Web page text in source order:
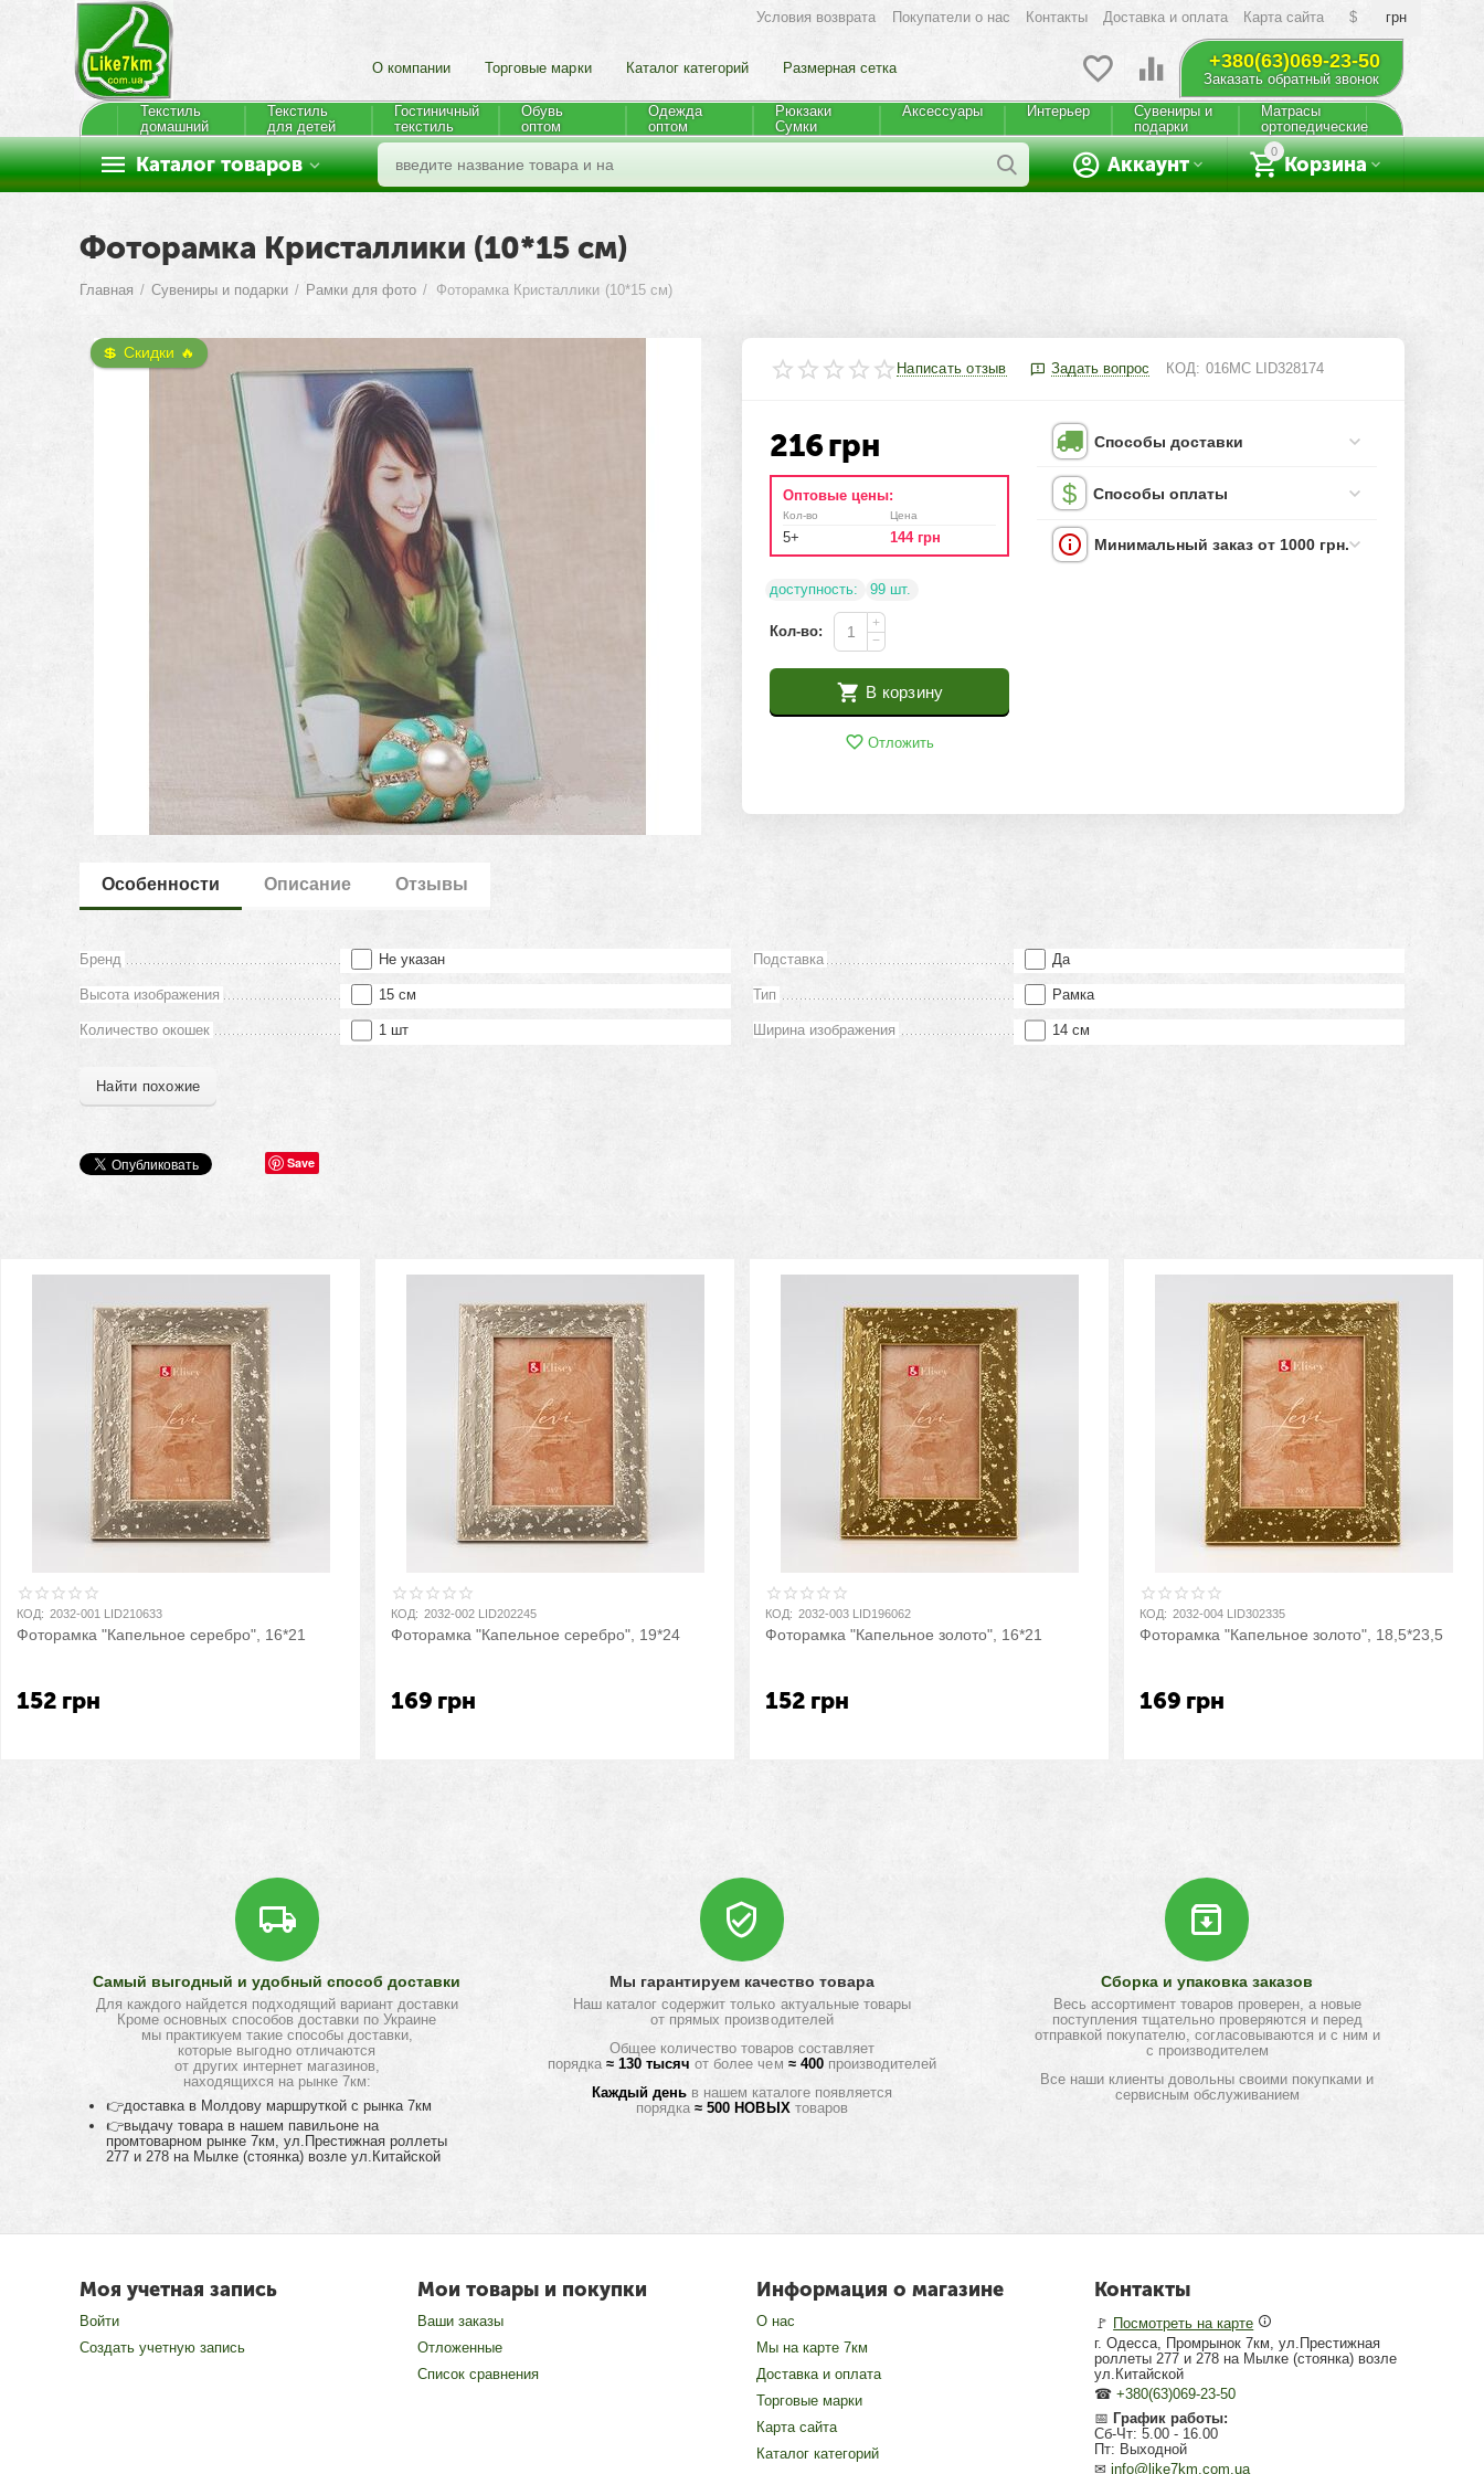
$ грн
Условия возврата Покупатели о нас Контакты Доставка и оплата Карта сайта
О компании Торговые марки Каталог категорий Размерная сетка +380(63)069-23-50
Заказать обратный звонок
Текстиль
домашний
Текстиль
для детей
Гостиничный
текстиль
Обувь
оптом
Одежда
оптом
Рюкзаки
Cумки
Аксессуары Интерьер
Сувениры и
подарки
Матрасы
ортопедические
Каталог товаров
0
Корзина
Аккаунт
Фоторамка Кристаллики (10*15 см)
Главная / Сувениры и подарки / Рамки для фото / Фоторамка Кристаллики (10*15 см)
Написать отзыв Задать вопрос КОД: 016МС LID328174
216грн
Оптовые цены:
Кол-во
5+
Цена
144грн
доступность: 99 шт.
Кол-во:
+
−
В корзину
Отложить
Способы доставки
Способы оплаты
Минимальный заказ от 1000 грн.
Особенности Описание Отзывы
Бренд Не указан
Высота изображения 15 см
Количество окошек 1 шт
Подставка Да
Тип Рамка
Ширина изображения 14 см
Найти похожие
Save
КОД: 2032-001 LID210633
Фоторамка "Капельное серебро", 16*21
152 грн
КОД: 2032-002 LID202245
Фоторамка "Капельное серебро", 19*24
169 грн
КОД: 2032-003 LID196062
Фоторамка "Капельное золото", 16*21
152 грн
КОД: 2032-004 LID302335
Фоторамка "Капельное золото", 18,5*23,5
169 грн
Самый выгодный и удобный способ доставки
Для каждого найдется подходящий вариант доставки
Кроме основных способов доставки по Украине
мы практикуем такие способы доставки,
которые выгодно отличаются
от других интернет магазинов,
находящихся на рынке 7км:
👉доставка в Молдову маршруткой с рынка 7км
👉выдачу товара в нашем павильоне на
промтоварном рынке 7км, ул.Престижная роллеты
277 и 278 на Мылке (стоянка) возле ул.Китайской
Мы гарантируем качество товара
Наш каталог содержит только актуальные товары
от прямых производителей
Общее количество товаров составляет
порядка≈ 130 тысяч от более чем ≈ 400 производителей
Каждый деньв нашем каталоге появляется
порядка≈ 500 НОВЫХ товаров
Сборка и упаковка заказов
Весь ассортимент товаров проверен, а новые
поступления тщательно проверяются и перед
отправкой покупателю, согласовываются и с ним и
с производителем
Все наши клиенты довольны своими покупками и
сервисным обслуживанием
Моя учетная запись
Войти
Создать учетную запись
Мои товары и покупки
Ваши заказы
Отложенные
Список сравнения
Информация о магазине
О нас
Мы на карте 7км
Доставка и оплата
Торговые марки
Карта сайта
Каталог категорий
Контакты
🚩 Посмотреть на карте
г. Одесса, Промрынок 7км, ул.Престижная
роллеты 277 и 278 на Мылке (стоянка) возле
ул.Китайской
☎+380(63)069-23-50
📅 График работы:
Сб-Чт: 5.00 - 16.00
Пт: Выходной
✉info@like7km.com.ua